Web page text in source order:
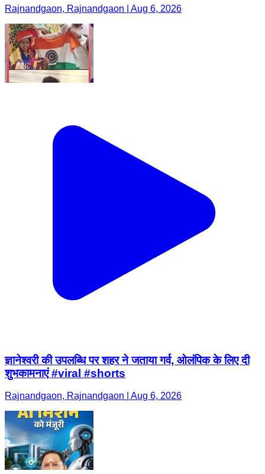
Rajnandgaon, Rajnandgaon | Aug 6, 2026
ज्ञानेश्वरी की उपलब्धि पर शहर ने जताया गर्व, ओलंपिक के लिए दी
शुभकामनाएं #viral #shorts
Rajnandgaon, Rajnandgaon | Aug 6, 2026